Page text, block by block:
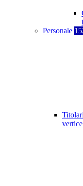
Personale
vertice